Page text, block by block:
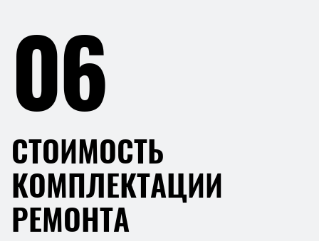
06
СТОИМОСТЬ
КОМПЛЕКТАЦИИ
РЕМОНТА